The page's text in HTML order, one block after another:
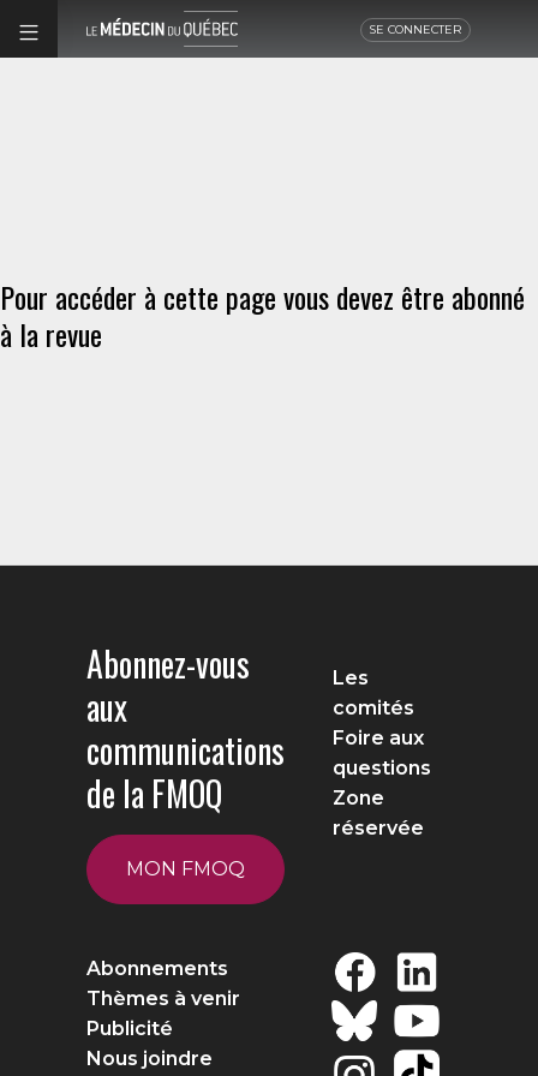
SE CONNECTER
Pour accéder à cette page vous devez être abonné
à la revue
Abonnez-vous
aux
communications
de la FMOQ
MON FMOQ
Les
comités
Foire aux
questions
Zone
réservée
Abonnements
Thèmes à venir
Publicité
Nous joindre